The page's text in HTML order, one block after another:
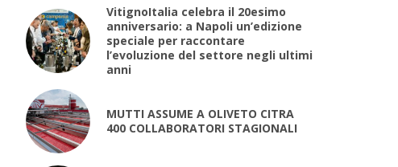
VitignoItalia celebra il 20esimo
anniversario: a Napoli un’edizione
speciale per raccontare
l’evoluzione del settore negli ultimi
anni
MUTTI ASSUME A OLIVETO CITRA
400 COLLABORATORI STAGIONALI